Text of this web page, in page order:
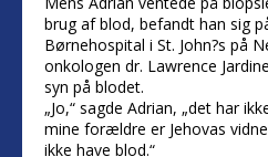
brug af blod, befandt han sig
Børnehospital i St. John?s på
onkologen dr. Lawrence
syn på blodet.
„Jo,“ sagde Adrian, „det har
mine forældre er Jehovas
ikke have blod.“